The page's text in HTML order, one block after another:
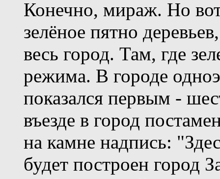
Конечно, мираж. Но
зелёное пятно
весь город. Там, где
режима. В городе
показался первым -
въезде в город
на камне надпись:
будет построен город